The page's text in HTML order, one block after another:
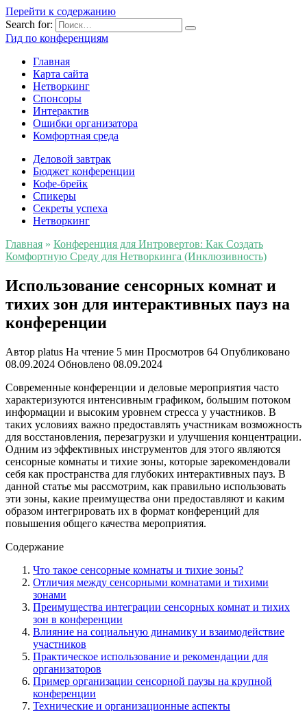
Перейти к содержанию
Search for:
Гид по конференциям
Главная
Карта сайта
Нетворкинг
Спонсоры
Интерактив
Ошибки организатора
Комфортная среда
Деловой завтрак
Бюджет конференции
Кофе-брейк
Спикеры
Секреты успеха
Нетворкинг
Главная » Конференция для Интровертов: Как Создать
Комфортную Среду для Нетворкинга (Инклюзивность)
Использование сенсорных комнат и
тихих зон для интерактивных пауз на
конференции
Автор platus На чтение 5 мин Просмотров 64 Опубликовано
08.09.2024 Обновлено 08.09.2024
Современные конференции и деловые мероприятия часто
характеризуются интенсивным графиком, большим потоком
информации и высоким уровнем стресса у участников. В
таких условиях важно предоставлять участникам возможность
для восстановления, перезагрузки и улучшения концентрации.
Одним из эффективных инструментов для этого являются
сенсорные комнаты и тихие зоны, которые зарекомендовали
себя как пространства для глубоких интерактивных пауз. В
данной статье мы рассмотрим, как правильно использовать
эти зоны, какие преимущества они предоставляют и каким
образом интегрировать их в формат конференций для
повышения общего качества мероприятия.
Содержание
Что такое сенсорные комнаты и тихие зоны?
Отличия между сенсорными комнатами и тихими
зонами
Преимущества интеграции сенсорных комнат и тихих
зон в конференции
Влияние на социальную динамику и взаимодействие
участников
Практическое использование и рекомендации для
организаторов
Пример организации сенсорной паузы на крупной
конференции
Технические и организационные аспекты